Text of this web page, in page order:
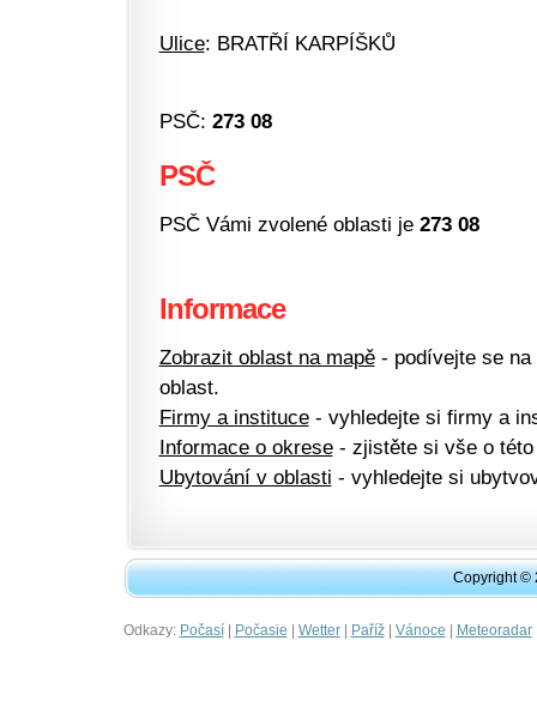
Ulice: BRATŘÍ KARPÍŠKŮ
PSČ: 273 08
PSČ
PSČ Vámi zvolené oblasti je 273 08
Informace
Zobrazit oblast na mapě- podívejte se na
oblast.
Firmy a instituce- vyhledejte si firmy a
Informace o okrese- zjistěte si vše o této
Ubytování v oblasti - vyhledejte si
Copyright ©
Odkazy: Počasí| Počasie | Wetter| Paříž| Vánoce | Meteoradar